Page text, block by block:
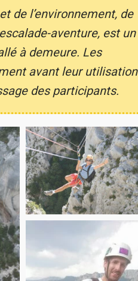
de l’environnement, de
aventure, est un
à demeure. Les
avant leur utilisation
des participants.